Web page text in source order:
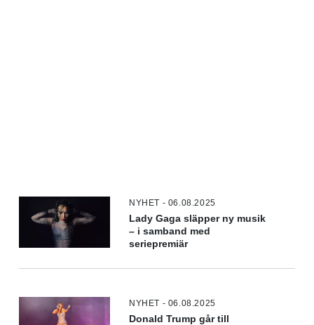
NYHET - 06.08.2025
Lady Gaga släpper ny musik
– i samband med
seriepremiär
NYHET - 06.08.2025
Donald Trump går till